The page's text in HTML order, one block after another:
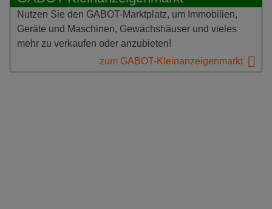
Nutzen Sie den GABOT-Marktplatz, um Immobilien,
Geräte und Maschinen, Gewächshäuser und vieles
mehr zu verkaufen oder anzubieten!
zum GABOT-Kleinanzeigenmarkt